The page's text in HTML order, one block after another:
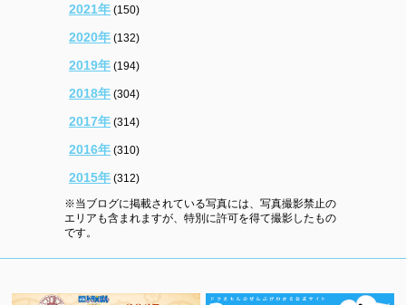
2021年 (150)
2020年 (132)
2019年 (194)
2018年 (304)
2017年 (314)
2016年 (310)
2015年 (312)
※当ブログに掲載されている写真には、写真撮影禁止の
エリアも含まれますが、特別に許可を得て撮影したもの
です。